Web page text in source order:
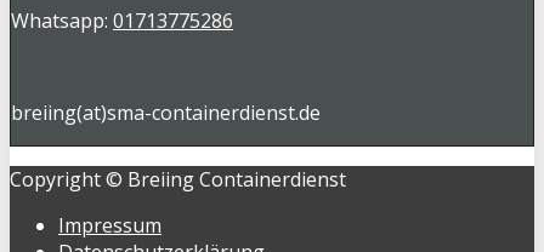
Whatsapp: 01713775286
breiing(at)sma-containerdienst.de
Copyright © Breiing Containerdienst
Impressum